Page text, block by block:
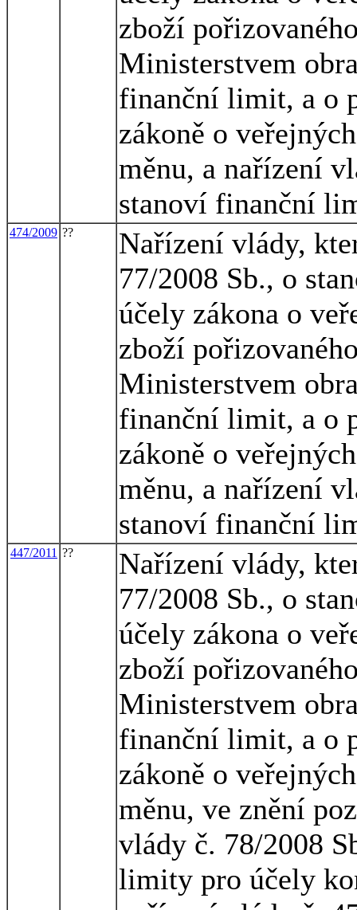
zboží
Ministerstvem
finanční limit, a o
zákoně o
měnu, a nařízení
stanoví finanční
474/2009 ??
Nařízení vlády,
77/2008 Sb., o
účely zákona o
zboží
Ministerstvem
finanční limit, a o
zákoně o
měnu, a nařízení
stanoví finanční
447/2011 ??
Nařízení vlády,
77/2008 Sb., o
účely zákona o
zboží
Ministerstvem
finanční limit, a o
zákoně o
měnu, ve znění
vlády č. 78/2008
limity pro účely